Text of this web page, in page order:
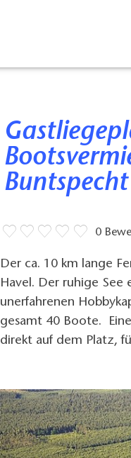
Gastliegeplätze und
Buntspecht
0
Der ca. 10 km lange
Havel. Der ruhige
unerfahrenen
gesamt 40 Boote.
direkt auf dem Platz,